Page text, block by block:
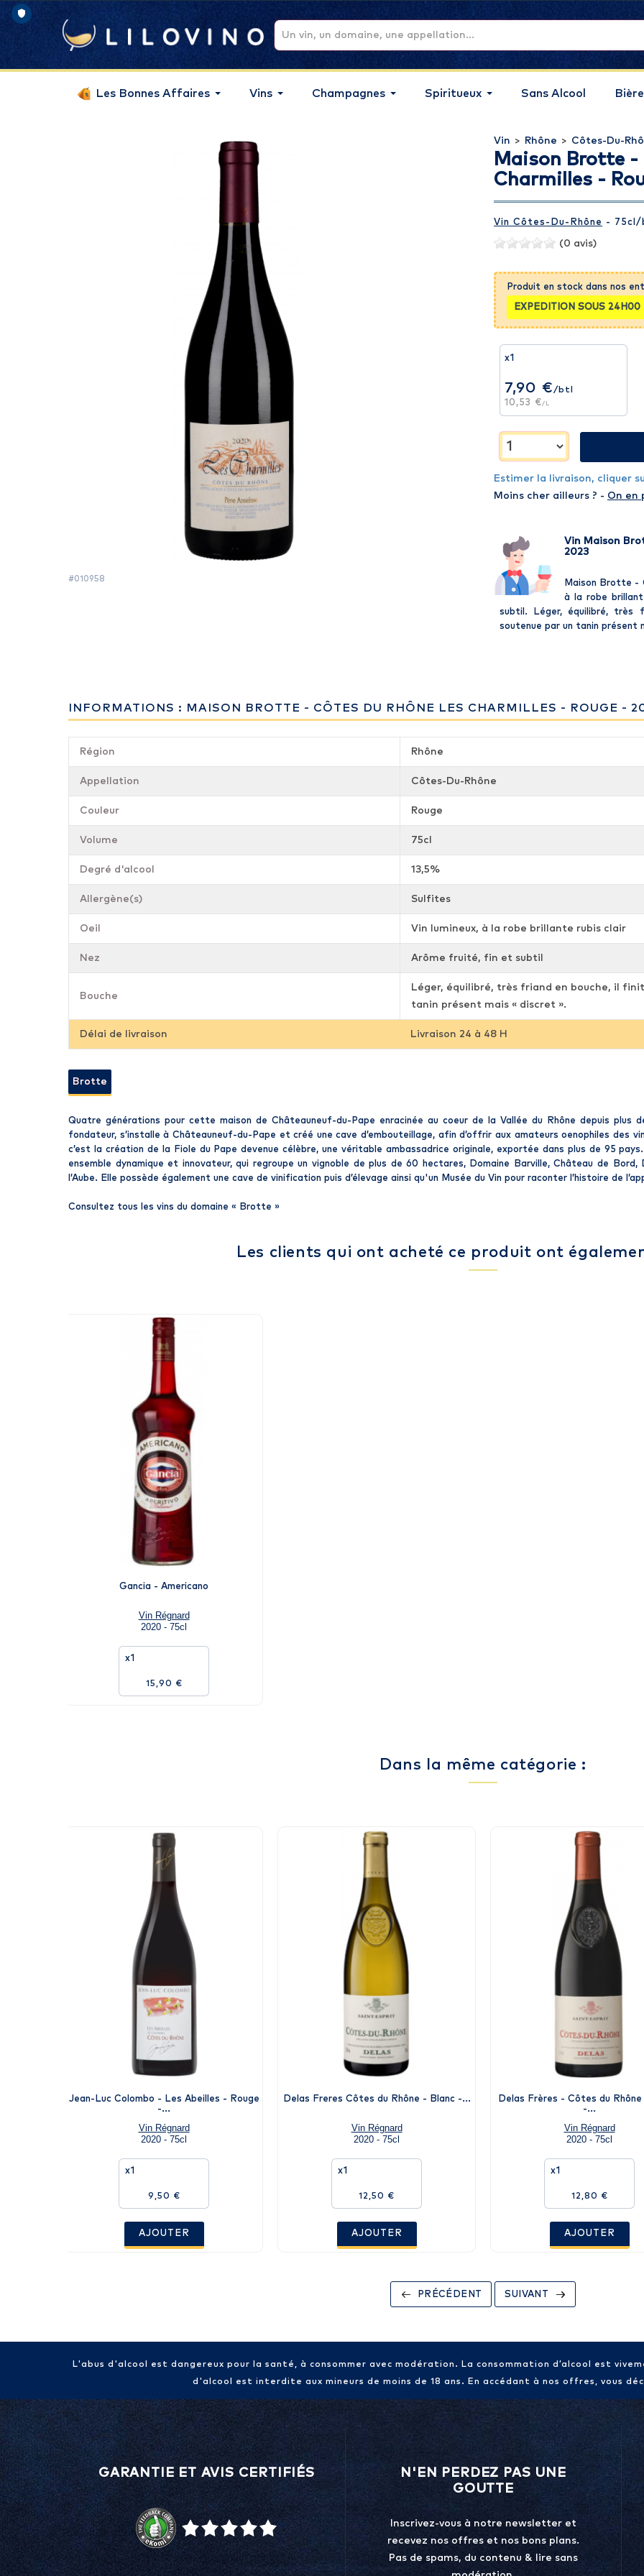
Les Bonnes Affaires Vins Champagnes Spiritueux Sans Alcool
#010958
Vin > Rhône > Côtes-Du-
Maison Brotte -
Charmilles -
Vin Côtes-Du-Rhône - 75cl /
(0 avis)
Produit en stock dans nos
EXPEDITION SOUS 24H00
x1
7,90 € /btl
10,53 € /L
Estimer la livraison, cliquer
Moins cher ailleurs ? - On en
Vin Maison
2023
Maison Brotte -
à la robe
subtil. Léger, équilibré, très
soutenue par un tanin présent
INFORMATIONS : MAISON BROTTE - CÔTES DU RHÔNE LES CHARMILLES - ROUGE -
Région Rhône
Appellation Côtes-Du-Rhône
Couleur Rouge
Volume 75cl
Degré d'alcool 13,5%
Allergène(s) Sulfites
Oeil Vin lumineux, à la robe brillante rubis clair
Nez Arôme fruité, fin et subtil
Bouche
Léger, équilibré, très friand en bouche, il
tanin présent mais « discret ».
Délai de livraison Livraison 24 à 48 H
Brotte
Quatre générations pour cette maison de Châteauneuf-du-Pape enracinée au coeur de la Vallée du Rhône depuis plus
fondateur, s’installe à Châteauneuf-du-Pape et créé une cave d’embouteillage, afin d’offrir aux amateurs oenophiles des
c’est la création de la Fiole du Pape devenue célèbre, une véritable ambassadrice originale, exportée dans plus de 95
ensemble dynamique et innovateur, qui regroupe un vignoble de plus de 60 hectares, Domaine Barville, Château de
l’Aube. Elle possède également une cave de vinification puis d’élevage ainsi qu'un Musée du Vin pour raconter l’histoire de
Consultez tous les vins du domaine « Brotte »
Les clients qui ont acheté ce produit ont
Gancia - Americano
Vin Régnard
2020 - 75cl
x1
15,90 €
Dans la même catégorie :
Jean-Luc Colombo - Les Abeilles - Rouge
-...
Vin Régnard
2020 - 75cl
x1
9,50 €
AJOUTER
Delas Freres Côtes du Rhône - Blanc -...
Vin Régnard
2020 - 75cl
x1
12,50 €
AJOUTER
Delas Frères - Côtes du Rhône
-...
Vin Régnard
2020 - 75cl
x1
12,80 €
AJOUTER
PRÉCÉDENT SUIVANT
L'abus d'alcool est dangereux pour la santé, à consommer avec modération. La consommation d’alcool est
d'alcool est interdite aux mineurs de moins de 18 ans. En accédant à nos offres, vous
GARANTIE ET AVIS CERTIFIÉS
N'EN PERDEZ PAS UNE
GOUTTE
Inscrivez-vous à notre newsletter et
recevez nos offres et nos bons plans.
Pas de spams, du contenu & lire sans